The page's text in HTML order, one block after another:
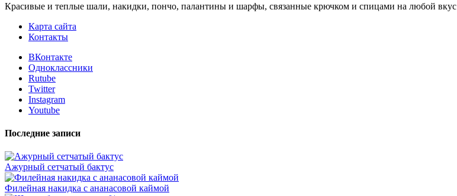
Красивые и теплые шали, накидки, пончо, палантины и шарфы, связанные крючком и спицами на любой вкус
Карта сайта
Контакты
ВКонтакте
Одноклассники
Rutube
Twitter
Instagram
Youtube
Последние записи
Ажурный сетчатый бактус
Филейная накидка с ананасовой каймой